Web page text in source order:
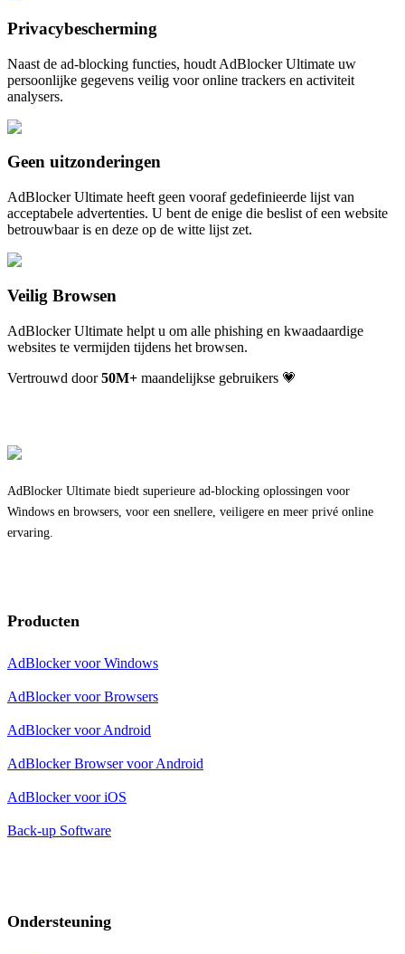
Privacybescherming
Naast de ad-blocking functies, houdt AdBlocker Ultimate uw
persoonlijke gegevens veilig voor online trackers en activiteit
analysers.
Geen uitzonderingen
AdBlocker Ultimate heeft geen vooraf gedefinieerde lijst van
acceptabele advertenties. U bent de enige die beslist of een website
betrouwbaar is en deze op de witte lijst zet.
Veilig Browsen
AdBlocker Ultimate helpt u om alle phishing en kwaadaardige
websites te vermijden tijdens het browsen.
Vertrouwd door50M+ maandelijkse gebruikers 💗
AdBlocker Ultimate biedt superieure ad-blocking oplossingen voor
Windows en browsers, voor een snellere, veiligere en meer privé online
ervaring.
Producten
AdBlocker voor Windows
AdBlocker voor Browsers
AdBlocker voor Android
AdBlocker Browser voor Android
AdBlocker voor iOS
Back-up Software
Ondersteuning